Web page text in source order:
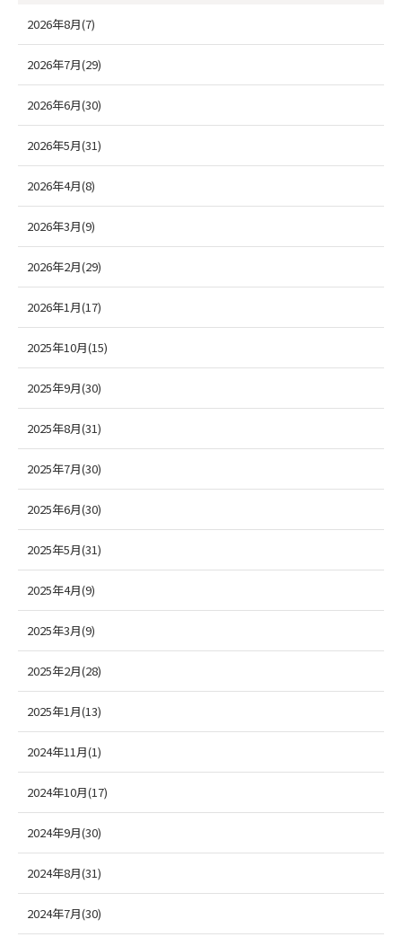
2026年8月(7)
2026年7月(29)
2026年6月(30)
2026年5月(31)
2026年4月(8)
2026年3月(9)
2026年2月(29)
2026年1月(17)
2025年10月(15)
2025年9月(30)
2025年8月(31)
2025年7月(30)
2025年6月(30)
2025年5月(31)
2025年4月(9)
2025年3月(9)
2025年2月(28)
2025年1月(13)
2024年11月(1)
2024年10月(17)
2024年9月(30)
2024年8月(31)
2024年7月(30)